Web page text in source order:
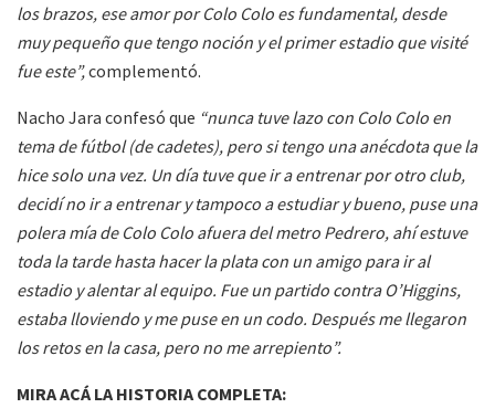
los brazos, ese amor por Colo Colo es fundamental, desde
muy pequeño que tengo noción y el primer estadio que visité
fue este”,complementó.
Nacho Jara confesó que “nunca tuve lazo con Colo Colo en
tema de fútbol (de cadetes), pero si tengo una anécdota que la
hice solo una vez. Un día tuve que ir a entrenar por otro club,
decidí no ir a entrenar y tampoco a estudiar y bueno, puse una
polera mía de Colo Colo afuera del metro Pedrero, ahí estuve
toda la tarde hasta hacer la plata con un amigo para ir al
estadio y alentar al equipo. Fue un partido contra O’Higgins,
estaba lloviendo y me puse en un codo. Después me llegaron
los retos en la casa, pero no me arrepiento”.
MIRA ACÁ LA HISTORIA COMPLETA: